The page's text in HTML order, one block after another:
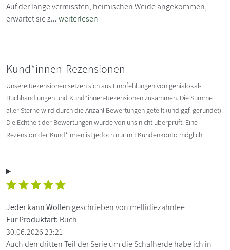
Auf der lange vermissten, heimischen Weide angekommen,
erwartet sie z...weiterlesen
Kund*innen-Rezensionen
Unsere Rezensionen setzen sich aus Empfehlungen von genialokal-
Buchhandlungen und Kund*innen-Rezensionen zusammen. Die Summe
aller Sterne wird durch die Anzahl Bewertungen geteilt (und ggf. gerundet).
Die Echtheit der Bewertungen wurde von uns nicht überprüft. Eine
Rezension der Kund*innen ist jedoch nur mit Kundenkonto möglich.
Jeder kann Wollen geschrieben von mellidiezahnfee
Für Produktart: Buch
30.06.2026 23:21
Auch den dritten Teil der Serie um die Schafherde habe ich in